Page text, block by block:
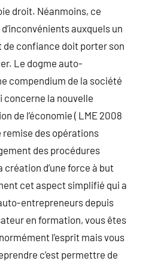
droit. Néanmoins, ce
auxquels un
confiance doit porter son
Le dogme auto-
compendium de la société
concerne la nouvelle
de l’économie ( LME 2008
remise des opérations
des procédures
d’une force à but
cet aspect simplifié qui a
entrepreneurs depuis
en formation, vous êtes
l’esprit mais vous
c’est permettre de